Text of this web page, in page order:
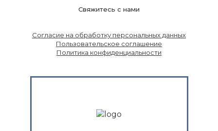
Свяжитесь с нами
Согласие на обработку персональных данных
Пользовательское соглашение
Политика конфиденциальности